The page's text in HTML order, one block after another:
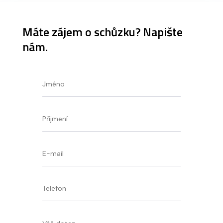
Máte zájem o schůzku? Napište
nám.